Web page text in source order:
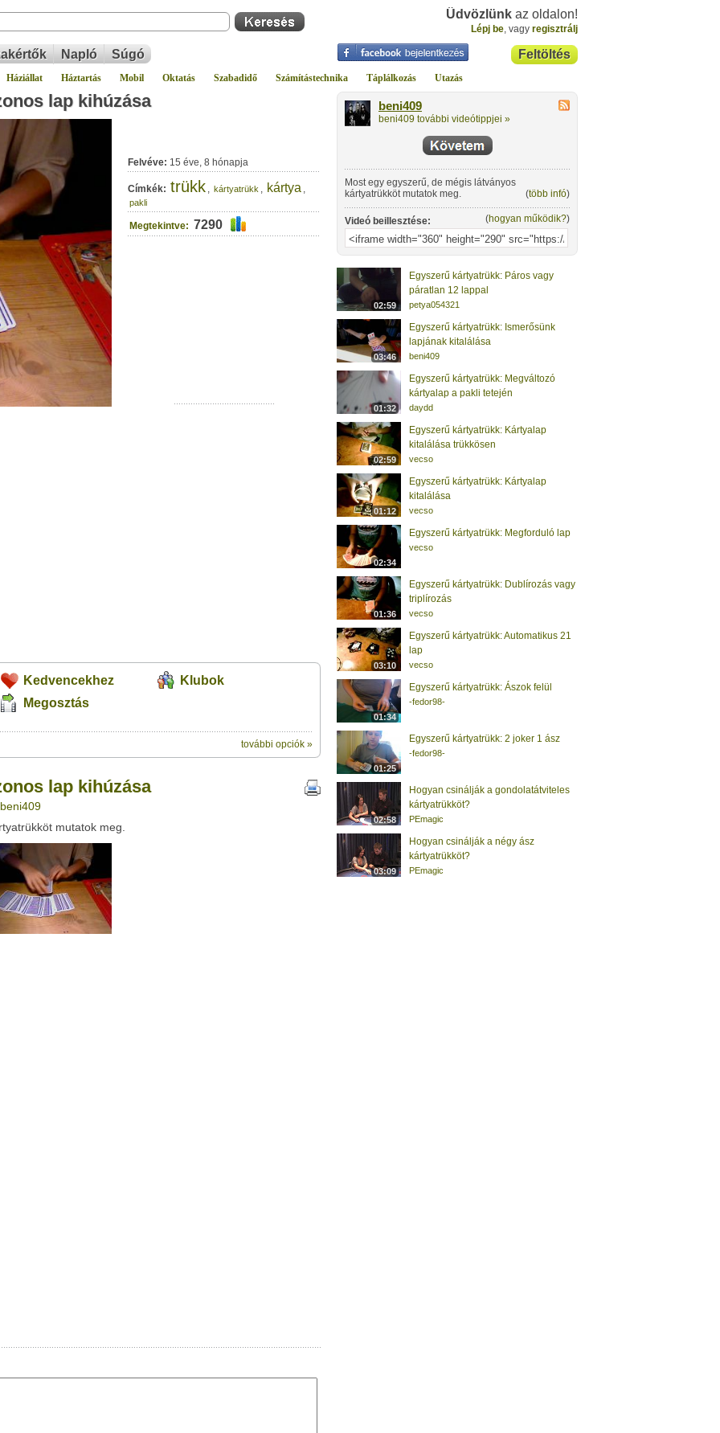
Üdvözlünk az oldalon!
Lépj be, vagy regisztrálj
Feltöltés
Napló Súgó
Háziállat Háztartás Mobil Oktatás Szabadidő Számítástechnika Táplálkozás Utazás
lap kihúzása
Felvéve: 15 éve, 8 hónapja
Címkék: trükk , kártyatrükk , kártya ,
pakli
Megtekintve: 7290
Kedvencekhez
Klubok
Megosztás
további opciók »
Üzenet (opcionális):
sem.
között!
lap kihúzása
mutatok meg.
beni409
beni409 további videótippjei »
Most egy egyszerű, de mégis látványos
kártyatrükköt mutatok meg.
(több infó)
Videó beillesztése: (hogyan működik?)
02:59
Egyszerű kártyatrükk: Páros vagy
páratlan 12 lappal
petya054321
03:46
Egyszerű kártyatrükk: Ismerősünk
lapjának kitalálása
beni409
01:32
Egyszerű kártyatrükk: Megváltozó
kártyalap a pakli tetején
daydd
02:59
Egyszerű kártyatrükk: Kártyalap
kitalálása trükkösen
vecso
01:12
Egyszerű kártyatrükk: Kártyalap
kitalálása
vecso
02:34
Egyszerű kártyatrükk: Megforduló lap
vecso
01:36
Egyszerű kártyatrükk: Dublírozás vagy
triplírozás
vecso
03:10
Egyszerű kártyatrükk: Automatikus 21
lap
vecso
01:34
Egyszerű kártyatrükk: Ászok felül
-fedor98-
01:25
Egyszerű kártyatrükk: 2 joker 1 ász
-fedor98-
02:58
Hogyan csinálják a gondolatátviteles
kártyatrükköt?
PEmagic
03:09
Hogyan csinálják a négy ász
kártyatrükköt?
PEmagic